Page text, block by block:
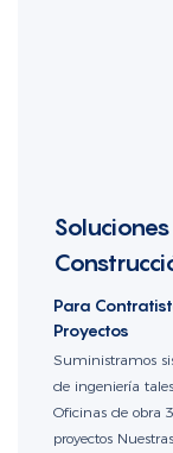
Para
Proyectos
Suministramos
de ingeniería
Oficinas de obra
proyectos